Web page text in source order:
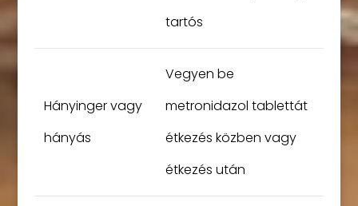
tartós
Hányinger vagy
hányás
Vegyen be
metronidazol tablettát
étkezés közben vagy
étkezés után